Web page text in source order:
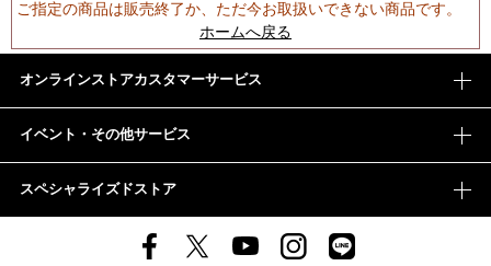
ご指定の商品は販売終了か、ただ今お取扱いできない商品です。
ホームへ戻る
オンラインストアカスタマーサービス
イベント・その他サービス
スペシャライズドストア